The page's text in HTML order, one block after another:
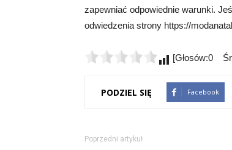
zapewniać odpowiednie warunki.
odwiedzenia strony https://
[Głosów:0
PODZIEL SIĘ Facebook
Poprzedni artykuł